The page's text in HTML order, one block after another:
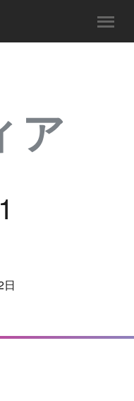
ア
日